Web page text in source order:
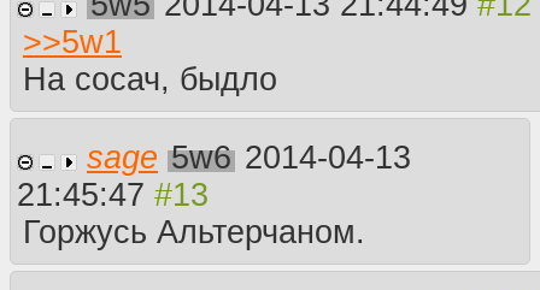
>>5w1
На сосач, быдло
sage 5w6 2014-04-13
21:45:47
Горжусь Альтерчаном.